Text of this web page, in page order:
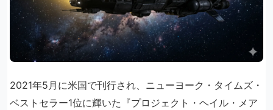
2021年5月に米国で刊行され、ニューヨーク・タイムズ・
ベストセラー1位に輝いた『プロジェクト・ヘイル・メア